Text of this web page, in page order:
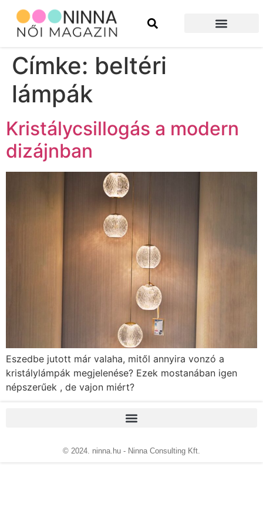
Címke: beltéri
lámpák
Kristálycsillogás a modern
dizájnban
Eszedbe jutott már valaha, mitől annyira vonzó a
kristálylámpák megjelenése? Ezek mostanában igen
népszerűek , de vajon miért?
© 2024. ninna.hu - Ninna Consulting Kft.